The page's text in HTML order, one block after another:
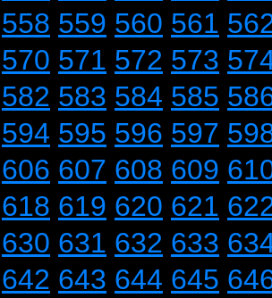
558 559 560 561
570 571 572 573
582 583 584 585
594 595 596 597
606 607 608 609
618 619 620 621
630 631 632 633
642 643 644 645